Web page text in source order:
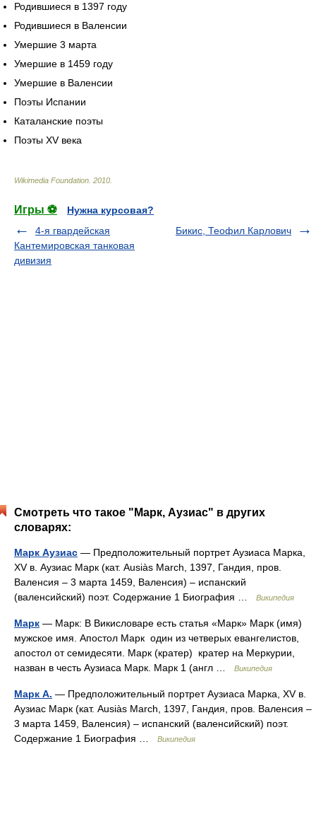
Родившиеся в 1397 году
Родившиеся в Валенсии
Умершие 3 марта
Умершие в 1459 году
Умершие в Валенсии
Поэты Испании
Каталанские поэты
Поэты XV века
Wikimedia Foundation 2010
Игры ⚽
Нужна курсовая?
4-я гвардейская
Кантемировская танковая
дивизия
Бикис, Теофил Карлович
Смотреть что такое "Марк, Аузиас" в других
словарях:
Марк Аузиас — Предположительный портрет Аузиаса Марка,
XV в. Аузиас Марк (кат. Ausiàs March, 1397, Гандия, пров.
Валенcия – 3 марта 1459, Валенсия) – испанский
(валенсийский) поэт. Содержание 1 Биография …
Википедия
Марк — Марк: В Викисловаре есть статья «Марк» Марк (имя)
мужское имя. Апостол Марк один из четверых евангелистов,
апостол от семидесяти. Марк (кратер) кратер на Меркурии,
назван в честь Аузиаса Марк. Марк 1 (англ …
Википедия
Марк А. — Предположительный портрет Аузиаса Марка, XV в.
Аузиас Марк (кат. Ausiàs March, 1397, Гандия, пров. Валенcия –
3 марта 1459, Валенсия) – испанский (валенсийский) поэт.
Содержание 1 Биография …
Википедия